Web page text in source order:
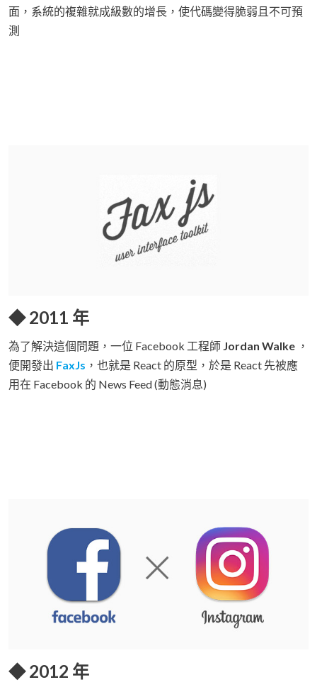
面，系統的複雜就成級數的增長，使代碼變得脆弱且不可預
測
◆ 2011 年
為了解決這個問題，一位 Facebook 工程師 Jordan Walke ，
便開發出 FaxJs ，也就是 React 的原型，於是 React 先被應
用在 Facebook 的 News Feed (動態消息)
◆ 2012 年